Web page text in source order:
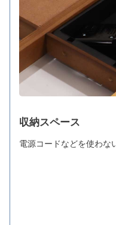
収納スペース
電源コードなどを使わな